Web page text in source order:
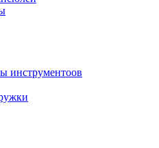
инструментоов